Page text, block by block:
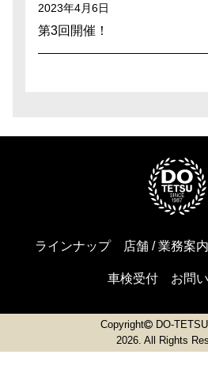
2023年4月6日
第3回開催！
ラインナップ 店舗 / 業務案内
車検受付 お問
Copyright
DO-
2026. All Rights